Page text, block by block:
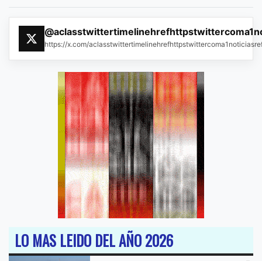
https://x.com/
LO MAS LEIDO DEL AÑO 2026